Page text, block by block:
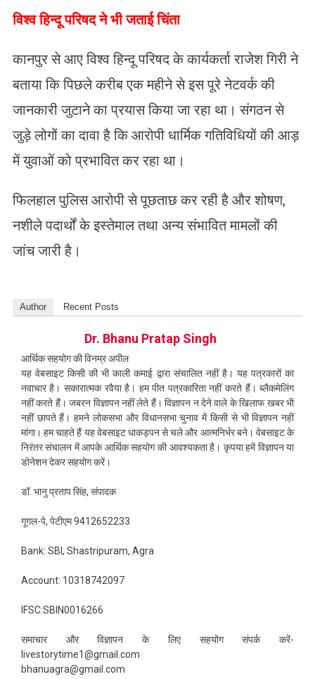
विश्व हिन्दू परिषद ने भी जताई चिंता
कानपुर से आए विश्व हिन्दू परिषद के कार्यकर्ता राजेश गिरी ने
बताया कि पिछले करीब एक महीने से इस पूरे नेटवर्क की
जानकारी जुटाने का प्रयास किया जा रहा था। संगठन से
जुड़े लोगों का दावा है कि आरोपी धार्मिक गतिविधियों की आड़
में युवाओं को प्रभावित कर रहा था।
फिलहाल पुलिस आरोपी से पूछताछ कर रही है और शोषण,
नशीले पदार्थों के इस्तेमाल तथा अन्य संभावित मामलों की
जांच जारी है।
Author Recent Posts
Dr. Bhanu Pratap Singh
आर्थिक सहयोग की विनम्र अपील
यह वेबसाइट किसी की भी काली कमाई द्वारा संचालित नहीं है। यह पत्रकारों का
नवाचार है। सकारात्मक रवैया है। हम पीत पत्रकारिता नहीं करते हैं। ब्लैकमेलिंग
नहीं करते हैं। जबरन विज्ञापन नहीं लेते हैं। विज्ञापन न देने वाले के खिलाफ खबर भी
नहीं छापते हैं। हमने लोकसभा और विधानसभा चुनाव में किसी से भी विज्ञापन नहीं
मांगा। हम चाहते हैं यह वेबसाइट धाकड़पन से चले और आत्मनिर्भर बने। वेबसाइट के
निरंतर संचालन में आपके आर्थिक सहयोग की आवश्यकता है। कृपया हमें विज्ञापन या
डोनेशन देकर सहयोग करें।
डॉ. भानु प्रताप सिंह, संपादक
गूगल-पे, पेटीएम 9412652233
Bank: SBI, Shastripuram, Agra
Account: 10318742097
IFSC:SBIN0016266
समाचार और विज्ञापन के लिए सहयोग संपर्क करें-
livestorytime1@gmail.com
bhanuagra@gmail.com